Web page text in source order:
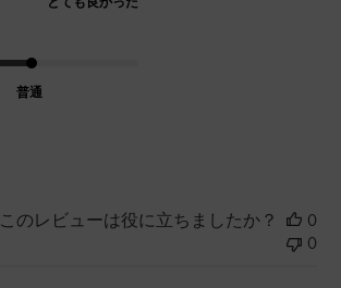
普通
このレビューは役に立ちましたか？
0
0